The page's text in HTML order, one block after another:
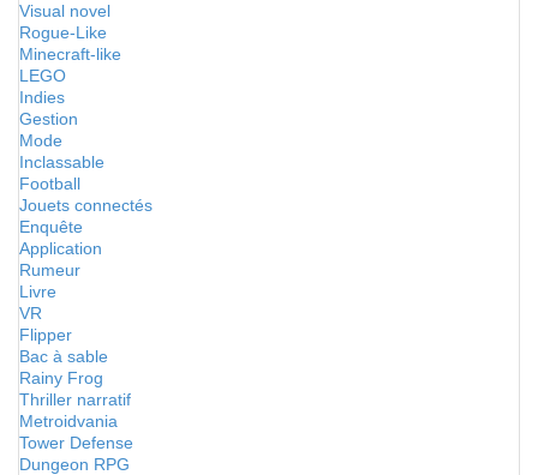
Visual novel
Rogue-Like
Minecraft-like
LEGO
Indies
Gestion
Mode
Inclassable
Football
Jouets connectés
Enquête
Application
Rumeur
Livre
VR
Flipper
Bac à sable
Rainy Frog
Thriller narratif
Metroidvania
Tower Defense
Dungeon RPG